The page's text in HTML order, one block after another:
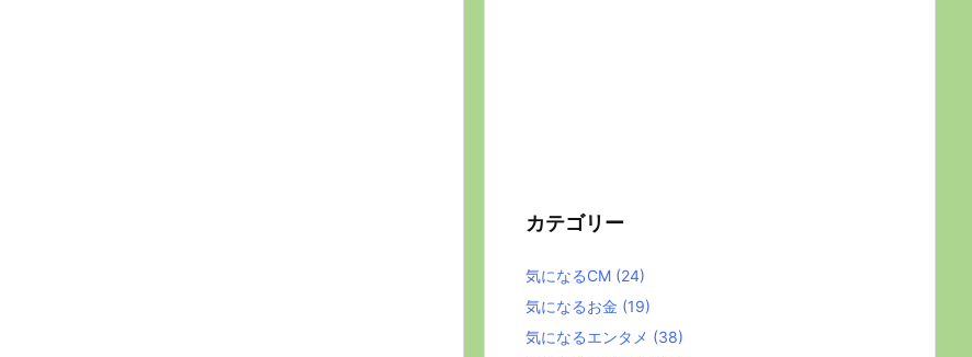
カテゴリー
気になるCM (24)
気になるお金 (19)
気になるエンタメ (38)